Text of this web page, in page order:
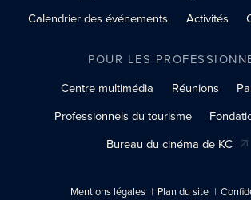
Calendrier des événements
Activités
POUR LES
Centre multimédia
Réunions
Professionnels du tourisme
Bureau du cinéma de KC
Mentions légales Plan du site